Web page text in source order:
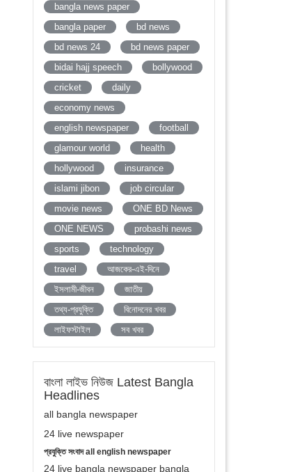
bangla news paper
bangla paper
bd news
bd news 24
bd news paper
bidai hajj speech
bollywood
cricket
daily
economy news
english newspaper
football
glamour world
health
hollywood
insurance
islami jibon
job circular
movie news
ONE BD News
ONE NEWS
probashi news
sports
technology
travel
আজকের-এই-দিনে
ইসলামী-জীবন
জাতীয়
তথ্য-প্রযুক্তি
বিনোদনের খবর
লাইফস্টাইল
সব খবর
বাংলা লাইভ নিউজ Latest Bangla
Headlines
all bangla newspaper
24 live newspaper
প্রযুক্তি সংবাদ all english newspaper
24 live bangla newspaper bangla